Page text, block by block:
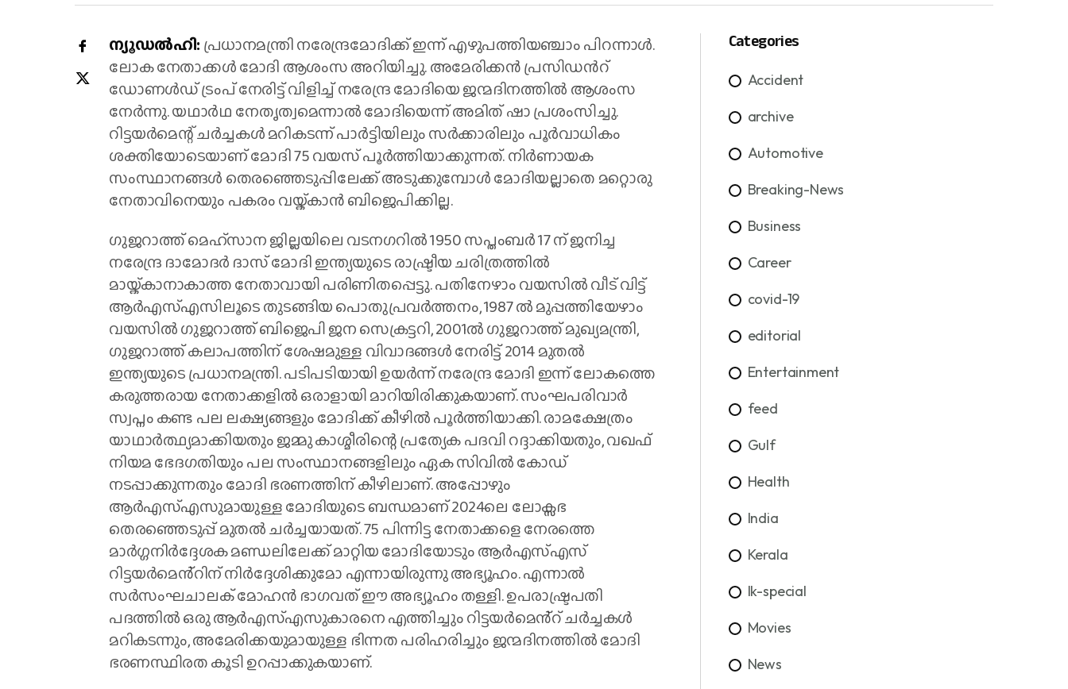
ന്യൂഡൽഹി: പ്രധാനമന്ത്രി നരേന്ദ്രമോദിക്ക് ഇന്ന് എഴുപത്തിയഞ്ചാം പിറന്നാൾ.
ലോക നേതാക്കൾ മോദി ആശംസ അറിയിച്ചു. അമേരിക്കന്‍ പ്രസിഡന്‍റ്
ഡോണൾഡ് ട്രംപ് നേരിട്ട് വിളിച്ച് നരേന്ദ്ര മോദിയെ ജന്മദിനത്തിൽ ആശംസ
നേര്‍ന്നു. യഥാർഥ നേതൃത്വമെന്നാൽ മോദിയെന്ന് അമിത് ഷാ പ്രശംസിച്ചു.
റിട്ടയർമെന്റ് ചർച്ചകൾ മറികടന്ന് പാർട്ടിയിലും സർക്കാരിലും പൂർവാധികം
ശക്തിയോടെയാണ് മോദി 75 വയസ് പൂർത്തിയാക്കുന്നത്. നിർണായക
സംസ്ഥാനങ്ങൾ തെരഞ്ഞെടുപ്പിലേക്ക് അടുക്കുമ്പോൾ മോദിയല്ലാതെ മറ്റൊരു
നേതാവിനെയും പകരം വയ്ക്കാൻ ബിജെപിക്കില്ല.
ഗുജറാത്ത് മെഹ്സാന ജില്ലയിലെ വടനഗറിൽ 1950 സപ്തംബർ 17 ന് ജനിച്ച
നരേന്ദ്ര ദാമോദർ ദാസ് മോദി ഇന്ത്യയുടെ രാഷ്ട്രീയ ചരിത്രത്തിൽ
മായ്ക്കാനാകാത്ത നേതാവായി പരിണിതപ്പെട്ടു. പതിനേഴാം വയസിൽ വീട് വിട്ട്
ആർഎസ്എസിലൂടെ തുടങ്ങിയ പൊതുപ്രവർത്തനം, 1987 ൽ മുപ്പത്തിയേഴാം
വയസിൽ ഗുജറാത്ത് ബിജെപി ജന സെക്രട്ടറി, 2001ൽ ഗുജറാത്ത് മുഖ്യമന്ത്രി,
ഗുജറാത്ത് കലാപത്തിന് ശേഷമുള്ള വിവാദങ്ങൾ നേരിട്ട് 2014 മുതൽ
ഇന്ത്യയുടെ പ്രധാനമന്ത്രി. പടിപടിയായി ഉയർന്ന് നരേന്ദ്ര മോദി ഇന്ന് ലോകത്തെ
കരുത്തരായ നേതാക്കളിൽ ഒരാളായി മാറിയിരിക്കുകയാണ്. സംഘപരിവാർ
സ്വപ്നം കണ്ട പല ലക്ഷ്യങ്ങളും മോദിക്ക് കീഴിൽ പൂർത്തിയാക്കി. രാമക്ഷേത്രം
യാഥാർത്ഥ്യമാക്കിയതും ജമ്മു കാശ്മീരിന്റെ പ്രത്യേക പദവി റദ്ദാക്കിയതും, വഖഫ്
നിയമ ഭേദഗതിയും പല സംസ്ഥാനങ്ങളിലും ഏക സിവിൽ കോഡ്
നടപ്പാക്കുന്നതും മോദി ഭരണത്തിന് കീഴിലാണ്. അപ്പോഴും
ആർഎസ്എസുമായുള്ള മോദിയുടെ ബന്ധമാണ് 2024ലെ ലോക്സഭ
തെരഞ്ഞെടുപ്പ് മുതൽ ചർച്ചയായത്. 75 പിന്നിട്ട നേതാക്കളെ നേരത്തെ
മാർഗ്ഗനിർദ്ദേശക മണ്ഡലിലേക്ക് മാറ്റിയ മോദിയോടും ആർഎസ്എസ്
റിട്ടയർമെൻ്റിന് നിർദ്ദേശിക്കുമോ എന്നായിരുന്നു അഭ്യൂഹം. എന്നാൽ
സർസംഘചാലക് മോഹൻ ഭാഗവത് ഈ അഭ്യൂഹം തള്ളി. ഉപരാഷ്ട്രപതി
പദത്തിൽ ഒരു ആർഎസ്എസുകാരനെ എത്തിച്ചും റിട്ടയർമെൻ്റ് ചർച്ചകൾ
മറികടന്നും, അമേരിക്കയുമായുള്ള ഭിന്നത പരിഹരിച്ചും ജന്മദിനത്തിൽ മോദി
ഭരണസ്ഥിരത കൂടി ഉറപ്പാക്കുകയാണ്.
Categories
Accident
archive
Automotive
Breaking-News
Business
Career
covid-19
editorial
Entertainment
feed
Gulf
Health
India
Kerala
lk-special
Movies
News